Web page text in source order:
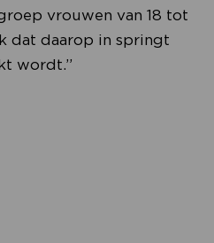
vrouwen van 18 tot
dat daarop in springt
wordt.”